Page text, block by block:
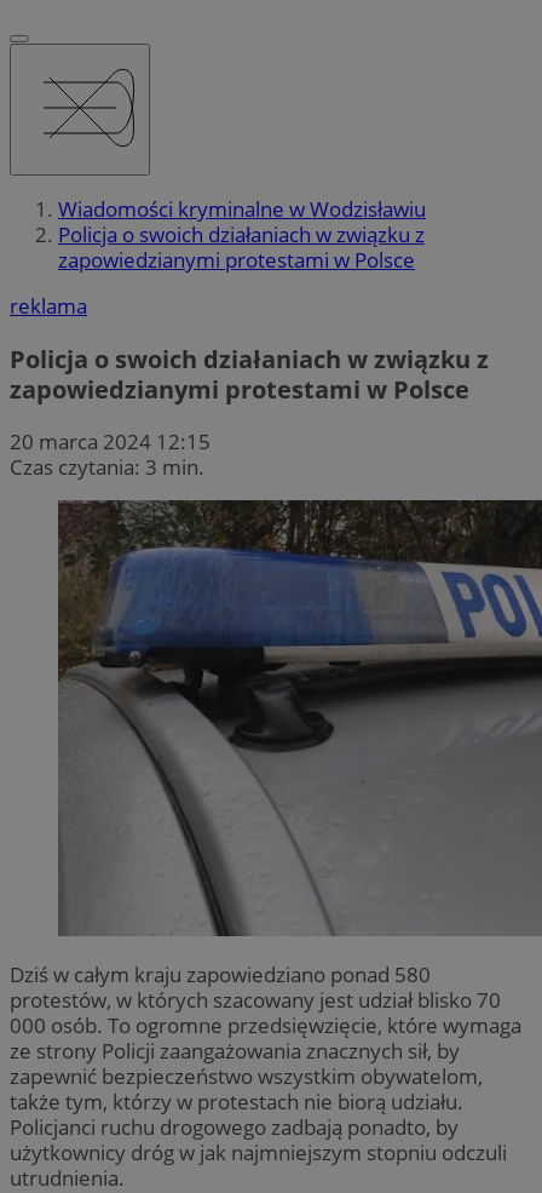
Wiadomości kryminalne w Wodzisławiu
Policja o swoich działaniach w związku z
zapowiedzianymi protestami w Polsce
reklama
Policja o swoich działaniach w związku z
zapowiedzianymi protestami w Polsce
20 marca 2024 12:15
Czas czytania: 3 min.
Dziś w całym kraju zapowiedziano ponad 580
protestów, w których szacowany jest udział blisko 70
000 osób. To ogromne przedsięwzięcie, które wymaga
ze strony Policji zaangażowania znacznych sił, by
zapewnić bezpieczeństwo wszystkim obywatelom,
także tym, którzy w protestach nie biorą udziału.
Policjanci ruchu drogowego zadbają ponadto, by
użytkownicy dróg w jak najmniejszym stopniu odczuli
utrudnienia.